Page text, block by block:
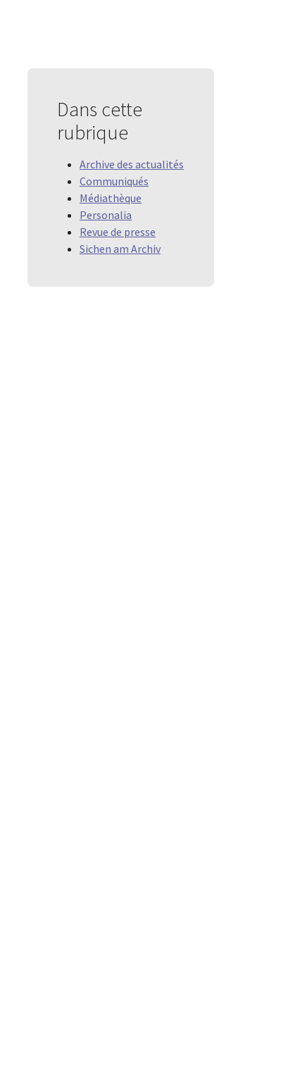
Dans cette
rubrique
Archive des actualités
Communiqués
Médiathèque
Personalia
Revue de presse
Sichen am Archiv